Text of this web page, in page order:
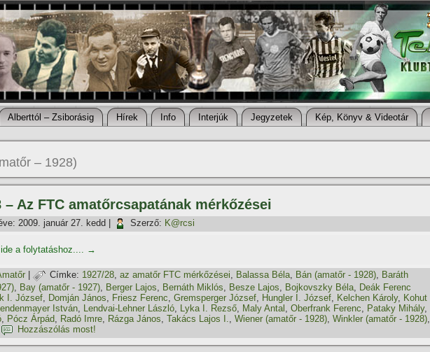
Alberttól – Zsiborásig Hí­rek Info Interjúk Jegyzetek Kép, Könyv & Videotár
– 1928)
– Az FTC amatőrcsapatának mérkőzései
2009. január 27. kedd Szerző: K@rcsi
a folytatáshoz.... →
Címke: 1927/28, az amatőr FTC mérkőzései, Balassa Béla, Bán (amatőr - 1928), Baráth
, Bay (amatőr - 1927), Berger Lajos, Bernáth Miklós, Besze Lajos, Bojkovszky Béla, Deák Ferenc
I. József, Domján János, Friesz Ferenc, Gremsperger József, Hungler I. József, Kelchen Károly, Kohut
István, Lendvai-Lehner László, Lyka I. Rezső, Maly Antal , Oberfrank Ferenc, Pataky Mihály,
, Pócz Árpád, Radó Imre, Rázga János, Takács Lajos I., Wiener (amatőr - 1928), Winkler (amatőr - 1928),
Hozzászólás most!